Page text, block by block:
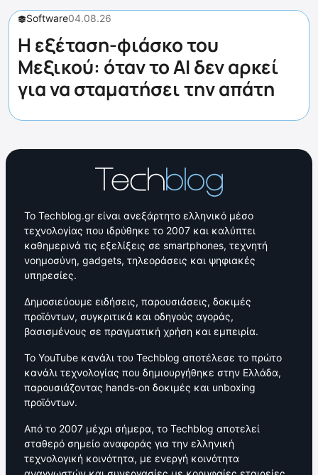
Software04.08.26
Η εξέταση-φιάσκο του
Μεξικού: όταν το AI δεν αρκεί
για να σταματήσει την απάτη
Το Techblog.gr είναι ανεξάρτητο ελληνικό μέσο
τεχνολογίας που ιδρύθηκε το 2007 και καλύπτει
καθημερινά τις εξελίξεις σε smartphones, τεχνητή
νοημοσύνη, gadgets, τηλεοράσεις και ψηφιακές
υπηρεσίες.
Δημοσιεύουμε ειδήσεις, παρουσιάσεις, δοκιμές
προϊόντων, συγκριτικά και οδηγούς αγοράς,
βασισμένους σε πραγματική χρήση και εμπειρία.
Το YouTube κανάλι του Techblog αποτέλεσε το πρώτο
κανάλι τεχνολογίας που δημιουργήθηκε στην Ελλάδα,
παρουσιάζοντας hands-on δοκιμές και unboxing
προϊόντων.
Από το 2007 μέχρι σήμερα, το Techblog αποτελεί
σταθερό σημείο αναφοράς για την ελληνική
τεχνολογική κοινότητα, με ενεργή κοινότητα